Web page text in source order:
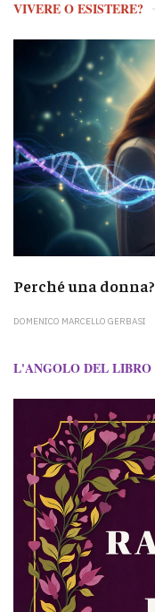
VIVERE O ESISTERE?
Perché una donna?
DOMENICO MARCELLO GERBASI
L'ANGOLO DEL LIBRO